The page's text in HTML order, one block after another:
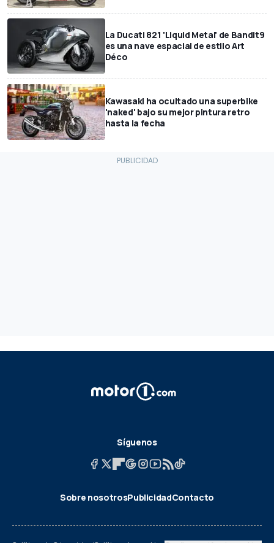
La Ducati 821 'Liquid Metal' de Bandit9
es una nave espacial de estilo Art
Déco
Kawasaki ha ocultado una superbike
'naked' bajo su mejor pintura retro
hasta la fecha
Síguenos
Sobre nosotrosPublicidadContacto